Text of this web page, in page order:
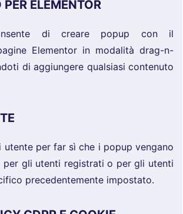
ELEMENTOR
di creare popup con il
Elementor in modalità drag-n-
di aggiungere qualsiasi contenuto
utente per far sì che i popup vengano
per gli utenti registrati o per gli utenti
precedentemente impostato.